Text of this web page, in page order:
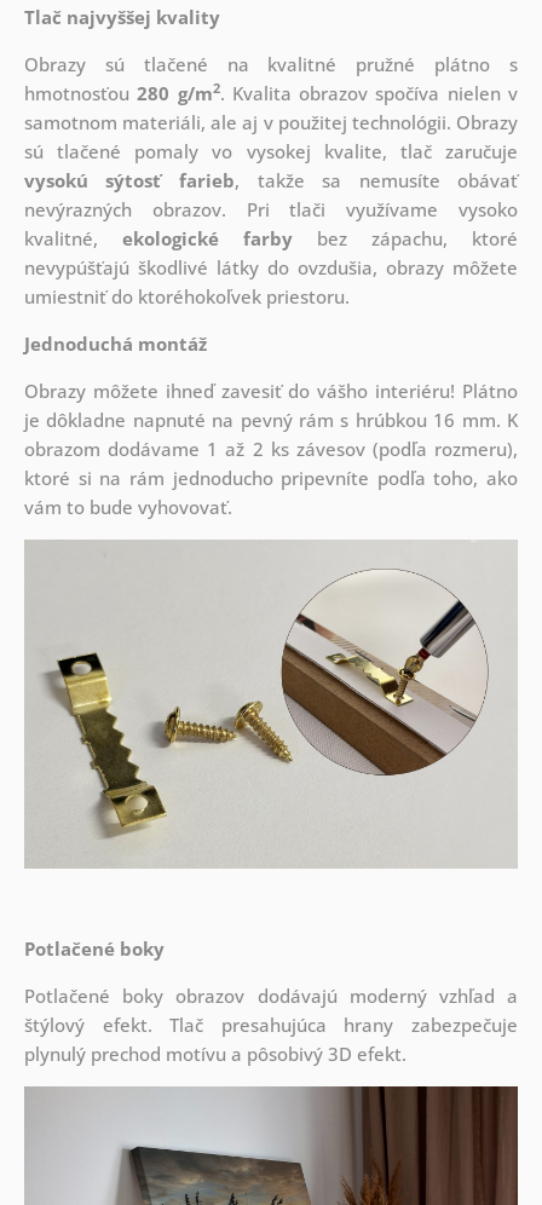
Tlač najvyššej kvality
Obrazy sú tlačené na kvalitné pružné plátno s
hmotnosťou280 g/m2. Kvalita obrazov spočíva nielen v
samotnom materiáli, ale aj v použitej technológii. Obrazy
sú tlačené pomaly vo vysokej kvalite, tlač zaručuje
vysokú sýtosť farieb, takže sa nemusíte obávať
nevýrazných obrazov. Pri tlači využívame vysoko
kvalitné, ekologické farby bez zápachu, ktoré
nevypúšťajú škodlivé látky do ovzdušia, obrazy môžete
umiestniť do ktoréhokoľvek priestoru.
Jednoduchá montáž
Obrazy môžete ihneď zavesiť do vášho interiéru! Plátno
je dôkladne napnuté na pevný rám s hrúbkou 16 mm. K
obrazom dodávame 1 až 2 ks závesov (podľa rozmeru),
ktoré si na rám jednoducho pripevníte podľa toho, ako
vám to bude vyhovovať.
Potlačené boky
Potlačené boky obrazov dodávajú moderný vzhľad a
štýlový efekt. Tlač presahujúca hrany zabezpečuje
plynulý prechod motívu a pôsobivý 3D efekt.